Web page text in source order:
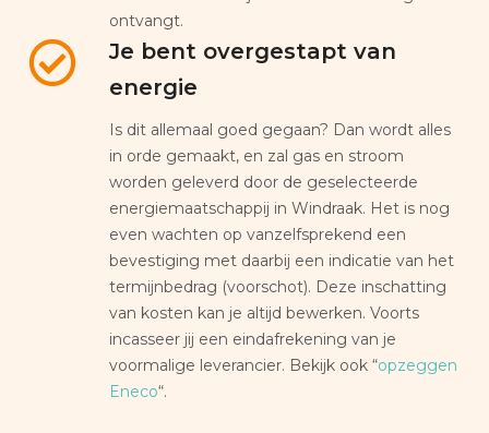
ontvangt.
Je bent overgestapt van
energie
Is dit allemaal goed gegaan? Dan wordt alles
in orde gemaakt, en zal gas en stroom
worden geleverd door de geselecteerde
energiemaatschappij in Windraak. Het is nog
even wachten op vanzelfsprekend een
bevestiging met daarbij een indicatie van het
termijnbedrag (voorschot). Deze inschatting
van kosten kan je altijd bewerken. Voorts
incasseer jij een eindafrekening van je
voormalige leverancier. Bekijk ook “opzeggen
Eneco“.